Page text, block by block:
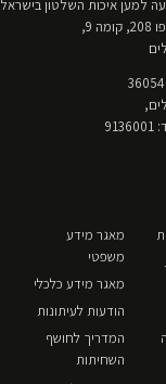
למען איכות השלטון בישראל
9,
מאגר מידע
משפטי
מאגר מידע כלכלי
הודעות לעיתונות
המדריך לחושף
השחיתות